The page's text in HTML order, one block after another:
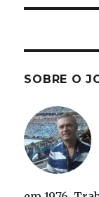
SOBRE O